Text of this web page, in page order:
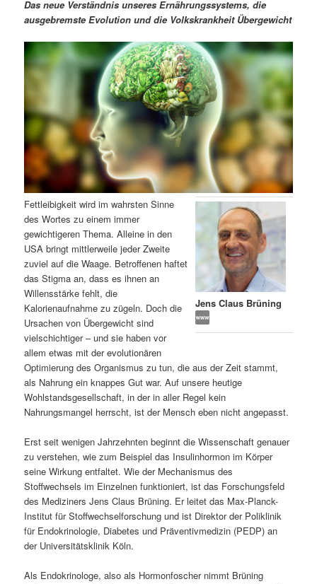
r
n
I
n
a
l
t
s
p
r
n
g
e
n
d
r
e
n
n
h
a
l
t
s
r
i
n
g
e
n
a
i
g
i
o
n
Das neue Verständnis unseres Ernährungssystems, die
ausgebremste Evolution und die Volkskrankheit Übergewicht
Jens Claus Brüning
Fettleibigkeit wird im wahrsten Sinne
des Wortes zu einem immer
gewichtigeren Thema. Alleine in den
USA bringt mittlerweile jeder Zweite
zuviel auf die Waage. Betroffenen haftet
das Stigma an, dass es ihnen an
Willensstärke fehlt, die
Kalorienaufnahme zu zügeln. Doch die
Ursachen von Übergewicht sind
vielschichtiger – und sie haben vor
allem etwas mit der evolutionären
Optimierung des Organismus zu tun, die aus der Zeit stammt,
als Nahrung ein knappes Gut war. Auf unsere heutige
Wohlstandsgesellschaft, in der in aller Regel kein
Nahrungsmangel herrscht, ist der Mensch eben nicht angepasst.
Erst seit wenigen Jahrzehnten beginnt die Wissenschaft genauer
zu verstehen, wie zum Beispiel das Insulinhormon im Körper
seine Wirkung entfaltet. Wie der Mechanismus des
Stoffwechsels im Einzelnen funktioniert, ist das Forschungsfeld
des Mediziners Jens Claus Brüning. Er leitet das Max-Planck-
Institut für Stoffwechselforschung und ist Direktor der Poliklinik
für Endokrinologie, Diabetes und Präventivmedizin (PEDP) an
der Universitätsklinik Köln.
Als Endokrinologe, also als Hormonfoscher nimmt Brüning